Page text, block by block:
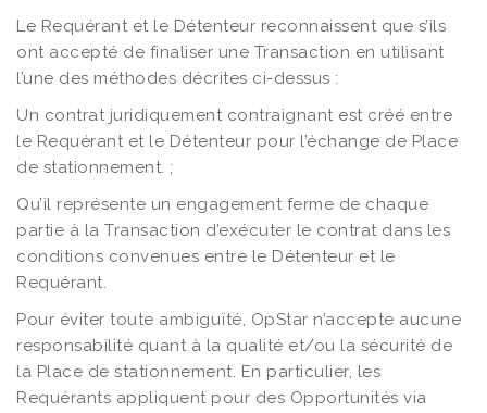
Le Requérant et le Détenteur reconnaissent que s’ils
ont accepté de finaliser une Transaction en utilisant
l’une des méthodes décrites ci-dessus :
Un contrat juridiquement contraignant est créé entre
le Requérant et le Détenteur pour l’échange de Place
de stationnement. ;
Qu’il représente un engagement ferme de chaque
partie à la Transaction d’exécuter le contrat dans les
conditions convenues entre le Détenteur et le
Requérant.
Pour éviter toute ambiguïté, OpStar n’accepte aucune
responsabilité quant à la qualité et/ou la sécurité de
la Place de stationnement. En particulier, les
Requérants appliquent pour des Opportunités via